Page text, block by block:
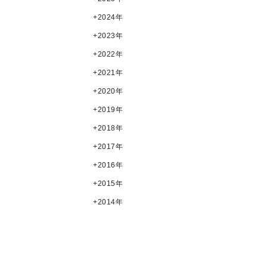
2024年
2023年
2022年
2021年
2020年
2019年
2018年
2017年
2016年
2015年
2014年